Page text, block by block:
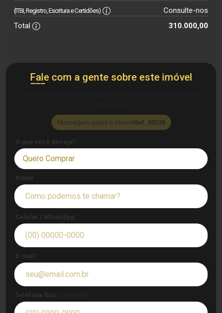
(ITBI, Registro, Escritura e Certidões)
Consulte-nos
Total
310.000,00
Fale com a gente sobre este imóvel
Mensagem sobre o imóvel Ref. 30328
O que você deseja?
Quero Comprar
Nome
Celular / WhatsApp
E-mail
Telefone fixo